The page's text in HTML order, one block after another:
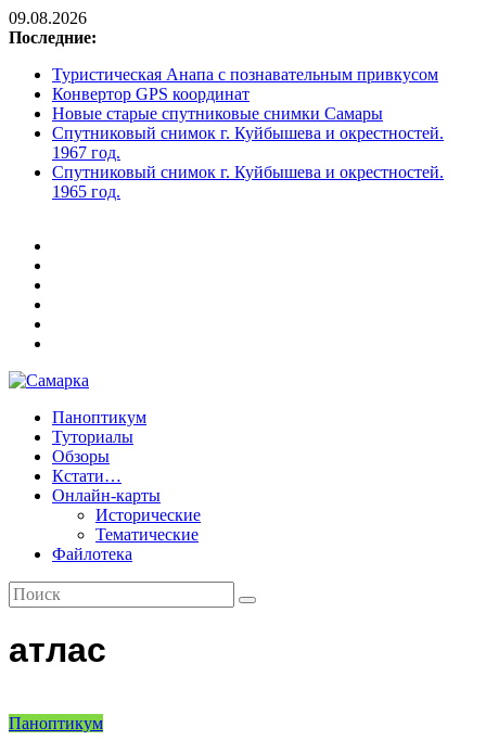
09.08.2026
Последние:
Туристическая Анапа с познавательным привкусом
Конвертор GPS координат
Новые старые спутниковые снимки Самары
Спутниковый снимок г. Куйбышева и окрестностей.
1967 год.
Спутниковый снимок г. Куйбышева и окрестностей.
1965 год.
Самарка
Географический
Паноптикум
Туториалы
Обзоры
Кстати…
Онлайн-карты
Исторические
Тематические
Файлотека
атлас
Паноптикум